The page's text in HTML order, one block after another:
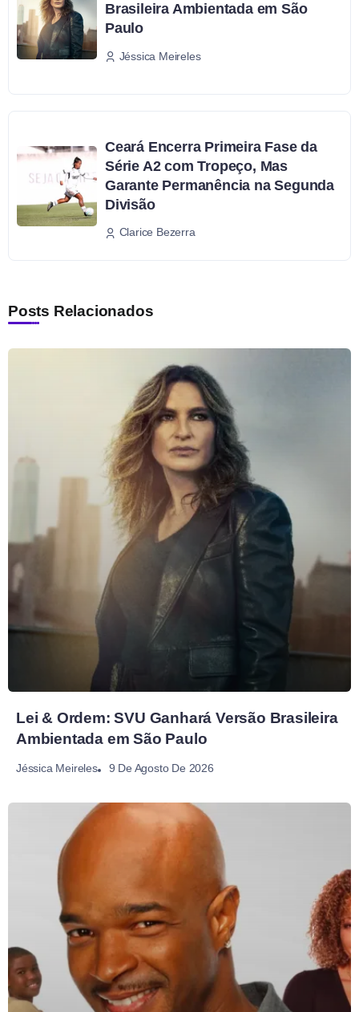
Brasileira Ambientada em São
Paulo
Jéssica Meireles
Ceará Encerra Primeira Fase da
Série A2 com Tropeço, Mas
Garante Permanência na Segunda
Divisão
Clarice Bezerra
Posts Relacionados
Lei & Ordem: SVU Ganhará Versão Brasileira
Ambientada em São Paulo
Jéssica Meireles 9 De Agosto De 2026